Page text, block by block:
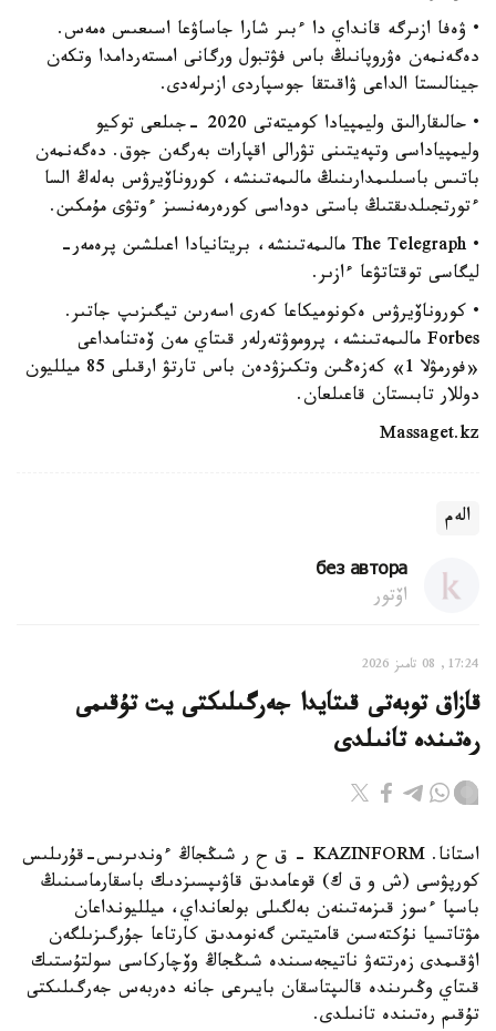
• ۋەفا ازىرگە قانداي دا ءبىر شارا جاساۋعا اسىعىس ەمەس.
دەگەنمەن ەۋروپانىڭ باس فۋتبول ورگانى امستەردامدا وتكەن
جينالىستا الداعى ۋاقىتقا جوسپاردى ازىرلەدى.
• حالىقارالىق وليمپيادا كوميتەتى 2020 -جىلعى توكيو
وليمپياداسى وتپەيتىنى تۋرالى اقپارات بەرگەن جوق. دەگەنمەن
باتىس باسىلىمدارىنىڭ مالىمەتىنشە، كوروناۆيرۋس بەلەڭ السا
ءتورتجىلدىقتىڭ باستى دوداسى كورەرمەنسىز ءوتۋى مۇمكىن.
• The Telegraph مالىمەتىنشە، بريتانيادا اعىلشىن پرەمەر-
ليگاسى توقتاتۋعا ءازىر.
• كوروناۆيرۋس ەكونوميكاعا كەرى اسەرىن تيگىزىپ جاتىر.
Forbes مالىمەتىنشە، پروموۋتەرلەر قىتاي مەن ۆەتنامداعى
«فورمۋلا 1» كەزەڭىن وتكىزۋدەن باس تارتۋ ارقىلى 85 ميلليون
دوللار تابىستان قاعىلعان.
Massaget.kz
الەم
без автора
اۆتور
17:24, 08 تامىز 2026
قازاق توبەتى قىتايدا جەرگىلىكتى يت تۇقىمى
رەتىندە تانىلدى
استانا. KAZINFORM – ق ح ر شىڭجاڭ ءوندىرىس-قۇرىلىس
كورپۋسى (ش و ق ك) قوعامدىق قاۋىپسىزدىك باسقارماسىنىڭ
باسپا ءسوز قىزمەتىنەن بەلگىلى بولعانداي، ميلليونداعان
مۋتاتسيا نۇكتەسىن قامتيتىن گەنومدىق كارتاعا جۇرگىزىلگەن
اۋقىمدى زەرتتەۋ ناتيجەسىندە شىڭجاڭ وۆچاركاسى سولتۇستىك
قىتاي وڭىرىندە قالىپتاسقان بايىرعى جانە دەربەس جەرگىلىكتى
تۇقىم رەتىندە تانىلدى.